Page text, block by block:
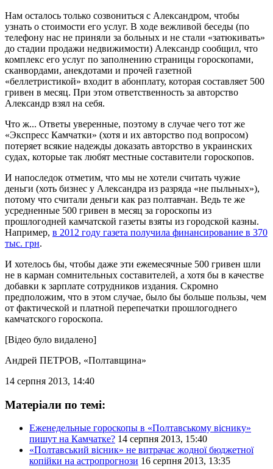
Нам осталось только созвониться с Александром, чтобы
узнать о стоимости его услуг. В ходе вежливой беседы (по
телефону нас не приняли за больных и не стали «затюкивать»
до стадии продажи недвижимости) Александр сообщил, что
комплекс его услуг по заполнению страницы гороскопами,
сканвордами, анекдотами и прочей газетной
«беллетристикой» входит в абонплату, которая составляет 500
гривен в месяц. При этом ответственность за авторство
Александр взял на себя.
Что ж... Ответы уверенные, поэтому в случае чего тот же
«Экспресс Камчатки» (хотя и их авторство под вопросом)
потеряет всякие надежды доказать авторство в украинских
судах, которые так любят местные составители гороскопов.
И напоследок отметим, что мы не хотели считать чужие
деньги (хоть бизнес у Александра из разряда «не пыльных»),
потому что считали деньги как раз полтавчан. Ведь те же
усредненные 500 гривен в месяц за гороскопы из
прошлогодней камчатской газеты взяты из городской казны.
Например, в 2012 году газета получила финансирование в 370
тыс. грн.
И хотелось бы, чтобы даже эти ежемесячные 500 гривен шли
не в карман сомнительных составителей, а хотя бы в качестве
добавки к зарплате сотрудников издания. Скромно
предположим, что в этом случае, было бы больше пользы, чем
от фактической и платной перепечатки прошлогоднего
камчатского гороскопа.
[Відео було видалено]
Андрей ПЕТРОВ, «Полтавщина»
14 серпня 2013, 14:40
Матеріали по темі:
Еженедельные гороскопы в «Полтавському віснику»
пишут на Камчатке? 14 серпня 2013, 15:40
«Полтавський вісник» не витрачає жодної бюджетної
копійки на астропрогнози 16 серпня 2013, 13:35